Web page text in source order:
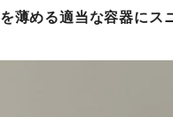
薄める適当な容器にス